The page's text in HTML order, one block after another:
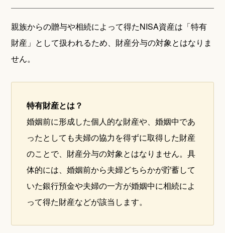
親族からの贈与や相続によって得たNISA資産は「特有
財産」として扱われるため、財産分与の対象とはなりま
せん。
特有財産とは？
婚姻前に形成した個人的な財産や、婚姻中であ
ったとしても夫婦の協力を得ずに取得した財産
のことで、財産分与の対象とはなりません。具
体的には、婚姻前から夫婦どちらかが貯蓄して
いた銀行預金や夫婦の一方が婚姻中に相続によ
って得た財産などが該当します。